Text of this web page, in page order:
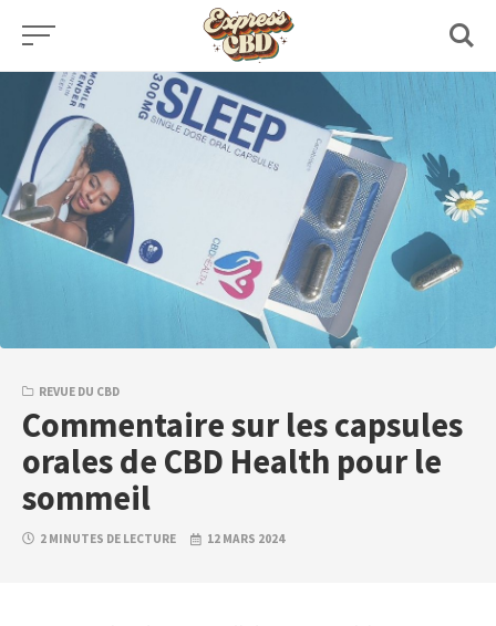
Skip
content
REVUE DU CBD
Commentaire sur les capsules
orales de CBD Health pour le
sommeil
2 MINUTES DE LECTURE 12 MARS 2024